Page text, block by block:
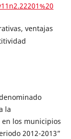
ventajas
la
los municipios
2012-2013”